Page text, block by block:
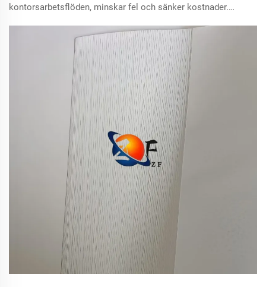
kontorsarbetsflöden, minskar fel och sänker kostnader.